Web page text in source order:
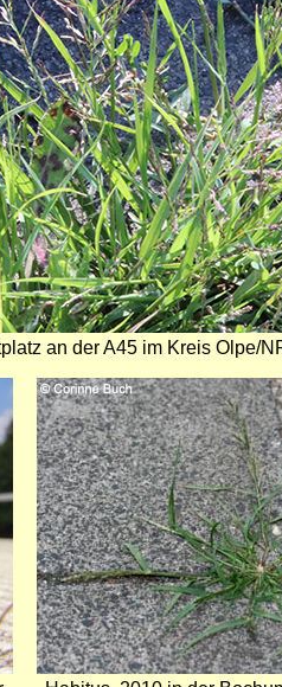
an der A45 im Kreis Olpe/
Bild